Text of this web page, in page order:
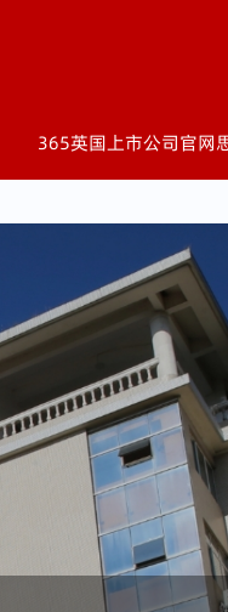
365英国上市公司官网